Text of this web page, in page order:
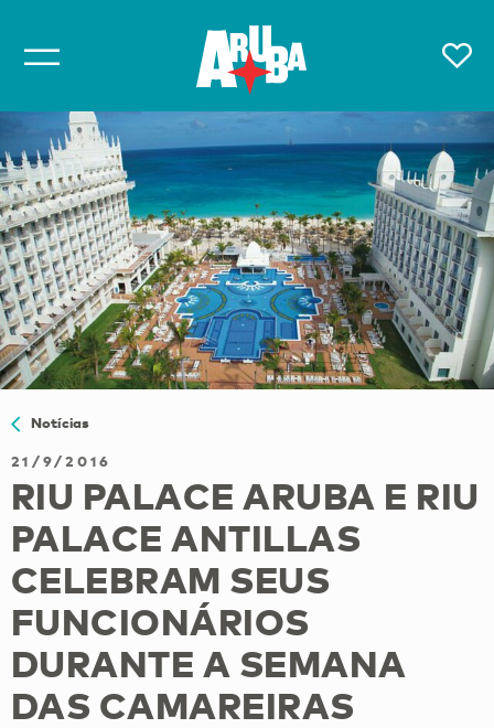
Notícias
21/9/2016
RIU PALACE ARUBA E RIU
PALACE ANTILLAS
CELEBRAM SEUS
FUNCIONÁRIOS
DURANTE A SEMANA
DAS CAMAREIRAS